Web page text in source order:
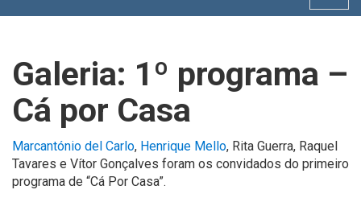
Galeria: 1º programa –
Cá por Casa
Marcantónio del Carlo, Henrique Mello, Rita Guerra, Raquel
Tavares e Vítor Gonçalves foram os convidados do primeiro
programa de “Cá Por Casa”.